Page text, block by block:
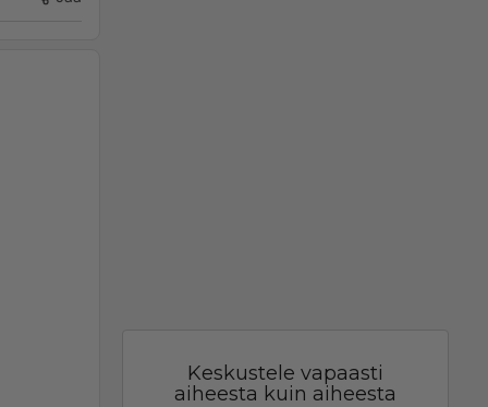
Keskustele vapaasti
aiheesta kuin aiheesta